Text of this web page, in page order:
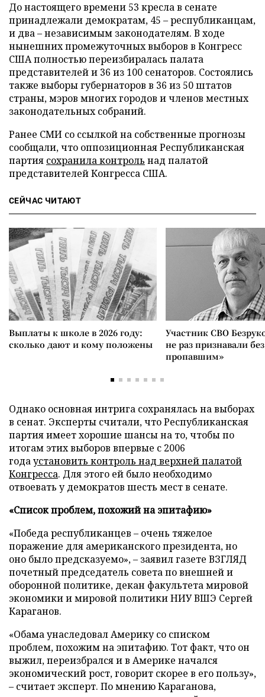
До настоящего времени 53 кресла в сенате
принадлежали демократам, 45 – республиканцам,
и два – независимым законодателям. В ходе
нынешних промежуточных выборов в Конгресс
США полностью переизбиралась палата
представителей и 36 из 100 сенаторов. Состоялись
также выборы губернаторов в 36 из 50 штатов
страны, мэров многих городов и членов местных
законодательных собраний.
Ранее СМИ со ссылкой на собственные прогнозы
сообщали, что оппозиционная Республиканская
партия сохранила контроль над палатой
представителей Конгресса США.
СЕЙЧАС ЧИТАЮТ
Выплаты к школе в 2026 году:
сколько дают и кому положены
Участник СВО
не раз признавали
пропавшим»
Однако основная интрига сохранялась на выборах
в сенат. Эксперты считали, что Республиканская
партия имеет хорошие шансы на то, чтобы по
итогам этих выборов впервые с 2006
годаустановить контроль над верхней палатой
Конгресса. Для этого ей было необходимо
отвоевать у демократов шесть мест в сенате.
«Список проблем, похожий на эпитафию»
«Победа республиканцев – очень тяжелое
поражение для американского президента, но
оно было предсказуемо», – заявил газете ВЗГЛЯД
почетный председатель совета по внешней и
оборонной политике, декан факультета мировой
экономики и мировой политики НИУ ВШЭ Сергей
Караганов.
«Обама унаследовал Америку со списком
проблем, похожим на эпитафию. Тот факт, что он
выжил, переизбрался и в Америке начался
экономический рост, говорит скорее в его пользу»,
– считает эксперт. По мнению Караганова,